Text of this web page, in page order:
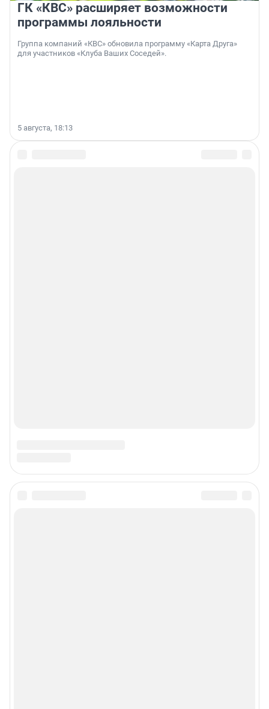
ГК «КВС» расширяет возможности
программы лояльности
Группа компаний «КВС» обновила программу «Карта Друга»
для участников «Клуба Ваших Соседей».
5 августа, 18:13